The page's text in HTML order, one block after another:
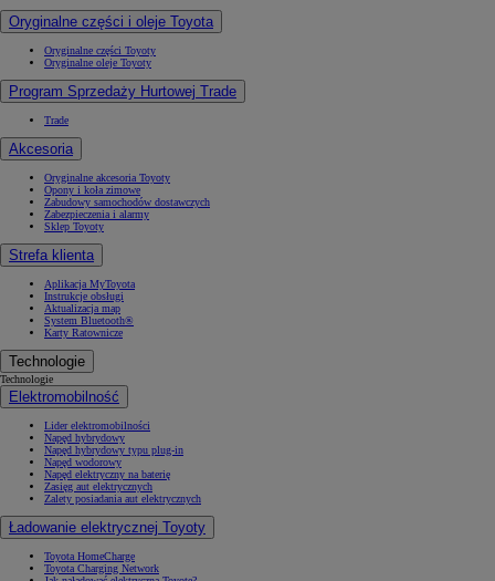
Oryginalne części i oleje Toyota
Oryginalne części Toyoty
Oryginalne oleje Toyoty
Program Sprzedaży Hurtowej Trade
Trade
Akcesoria
Oryginalne akcesoria Toyoty
Opony i koła zimowe
Zabudowy samochodów dostawczych
Zabezpieczenia i alarmy
Sklep Toyoty
Strefa klienta
Aplikacja MyToyota
Instrukcje obsługi
Aktualizacja map
System Bluetooth®
Karty Ratownicze
Technologie
Technologie
Elektromobilność
Lider elektromobilności
Napęd hybrydowy
Napęd hybrydowy typu plug-in
Napęd wodorowy
Napęd elektryczny na baterię
Zasięg aut elektrycznych
Zalety posiadania aut elektrycznych
Ładowanie elektrycznej Toyoty
Toyota HomeCharge
Toyota Charging Network